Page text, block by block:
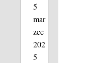
5
mar
zec
202
5